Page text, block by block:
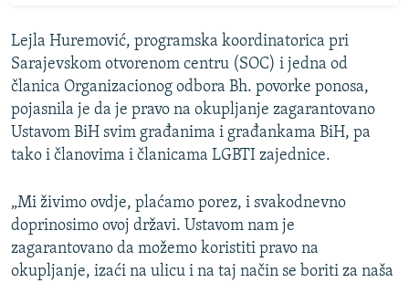
Lejla Huremović, programska koordinatorica pri
Sarajevskom otvorenom centru (SOC) i jedna od
članica Organizacionog odbora Bh. povorke ponosa,
pojasnila je da je pravo na okupljanje zagarantovano
Ustavom BiH svim građanima i građankama BiH, pa
tako i članovima i članicama LGBTI zajednice.
„Mi živimo ovdje, plaćamo porez, i svakodnevno
doprinosimo ovoj državi. Ustavom nam je
zagarantovano da možemo koristiti pravo na
okupljanje, izaći na ulicu i na taj način se boriti za naša